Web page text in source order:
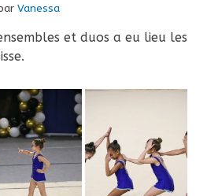
Vanessa
et duos a eu lieu les